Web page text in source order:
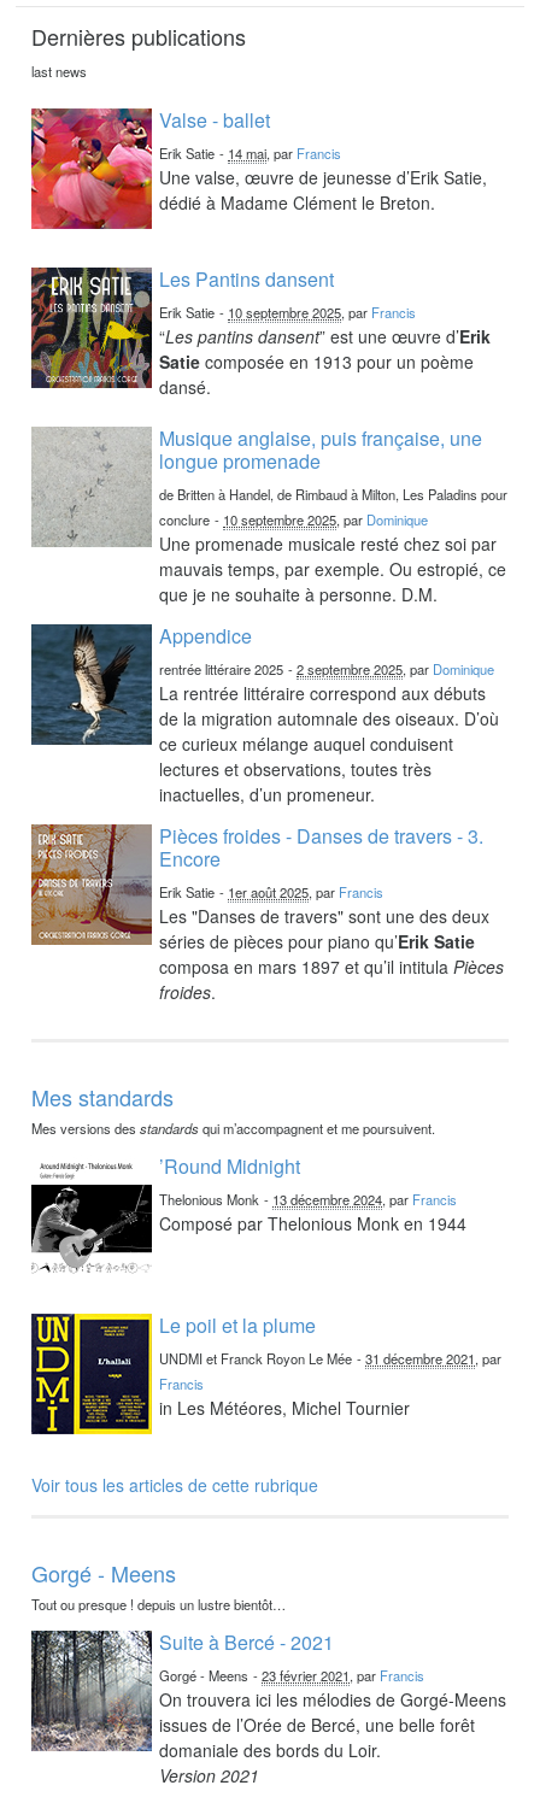
Dernières publications
last news
Valse - ballet
Erik Satie - 14 mai, par Francis
Une valse, œuvre de jeunesse d’Erik Satie,
dédié à Madame Clément le Breton.
Les Pantins dansent
Erik Satie - 10 septembre 2025, par Francis
“Les pantins dansent” est une œuvre d’Erik
Satie composée en 1913 pour un poème
dansé.
Musique anglaise, puis française, une
longue promenade
de Britten à Handel, de Rimbaud à Milton, Les Paladins pour
conclure - 10 septembre 2025, par Dominique
Une promenade musicale resté chez soi par
mauvais temps, par exemple. Ou estropié, ce
que je ne souhaite à personne. D.M.
Appendice
rentrée littéraire 2025 -2 septembre 2025, par Dominique
La rentrée littéraire correspond aux débuts
de la migration automnale des oiseaux. D’où
ce curieux mélange auquel conduisent
lectures et observations, toutes très
inactuelles, d’un promeneur.
Pièces froides - Danses de travers - 3.
Encore
Erik Satie - 1er août 2025, par Francis
Les "Danses de travers" sont une des deux
séries de pièces pour piano qu’Erik Satie
composa en mars 1897 et qu’il intitulaPièces
froides.
Mes standards
Mes versions desstandardsqui m’accompagnent et me poursuivent.
’Round Midnight
Thelonious Monk - 13 décembre 2024, par Francis
Composé par Thelonious Monk en 1944
Le poil et la plume
UNDMI et Franck Royon Le Mée -31 décembre 2021, par
Francis
in Les Météores, Michel Tournier
Voir tous les articles de cette rubrique
Gorgé - Meens
Tout ou presque ! depuis un lustre bientôt…
Suite à Bercé - 2021
Gorgé - Meens -23 février 2021, par Francis
On trouvera ici les mélodies de Gorgé-Meens
issues de l’Orée de Bercé, une belle forêt
domaniale des bords du Loir.
Version 2021